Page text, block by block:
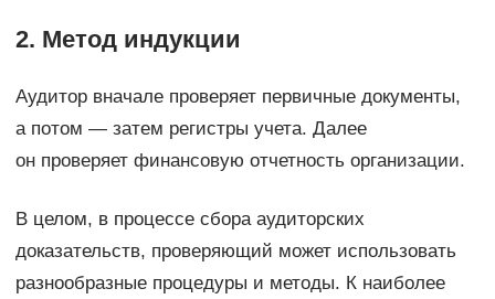
2. Метод индукции
Аудитор вначале проверяет первичные документы,
а потом — затем регистры учета. Далее
он проверяет финансовую отчетность организации.
В целом, в процессе сбора аудиторских
доказательств, проверяющий может использовать
разнообразные процедуры и методы. К наиболее